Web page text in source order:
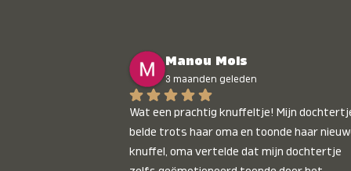
Manou Mols
3 maanden geleden
Wat een prachtig knuffeltje! Mijn
belde trots haar oma en toonde haar
knuffel, oma vertelde dat mijn dochtertje